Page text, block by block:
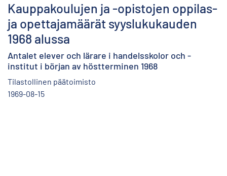
Kauppakoulujen ja -opistojen oppilas-
ja opettajamäärät syyslukukauden
1968 alussa
Antalet elever och lärare i handelsskolor och -
institut i början av höstterminen 1968
Tilastollinen päätoimisto
1969-08-15